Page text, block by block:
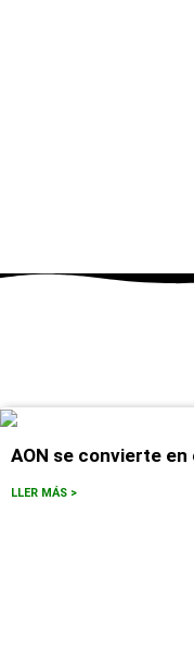
AON se convierte en
LLER MÁS >